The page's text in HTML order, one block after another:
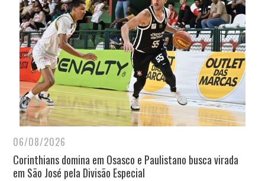
06/08/2026
Corinthians domina em Osasco e Paulistano busca virada
em São José pela Divisão Especial